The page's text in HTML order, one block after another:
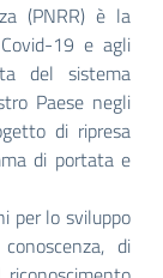
(PNRR) è la
19 e agli
del sistema
Paese negli
di ripresa
di portata e
per lo sviluppo
di